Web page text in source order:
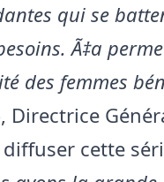
qui se
Ã‡a
des femmes
Directrice
cette